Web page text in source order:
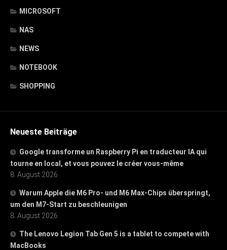
MICROSOFT
NAS
NEWS
NOTEBOOK
SHOPPING
Neueste Beiträge
Google transforme un Raspberry Pi en traducteur IA qui
tourne en local, et vous pouvez le créer vous-même
8. August 2026
Warum Apple die M6 Pro- und M6 Max-Chips überspringt,
um den M7-Start zu beschleunigen
8. August 2026
The Lenovo Legion Tab Gen 5 is a tablet to compete with
MacBooks